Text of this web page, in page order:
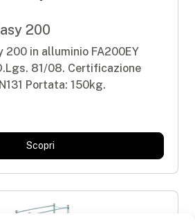
200
200 in alluminio FA200EY
81/08. Certificazione
Portata: 150kg.
Scopri